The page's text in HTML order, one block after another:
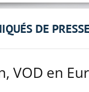
DE PRESSE
VOD en